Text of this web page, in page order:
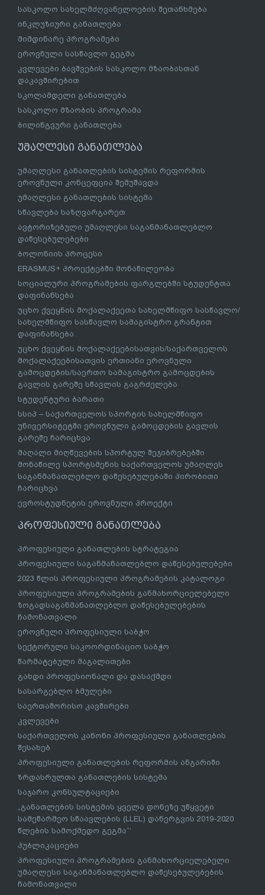
სასკოლო სახელმძღვანელოების შეთანხმება
ინკლუზიური განათლება
მიმდინარე პროგრამები
ეროვნული სასწავლო გეგმა
კვლევები ბავშვების სასკოლო მზაობასთან
დაკავშირებით
სკოლამდელი განათლება
სასკოლო მზაობის პროგრამა
ბილინგვური განათლება
უმაღლესი განათლება
უმაღლესი განათლების სისტემის რეფორმის
ეროვნული კონცეფცია შემუშავდა
უმაღლესი განათლების სისტემა
სწავლება საზღვარგარეთ
ავტორიზებული უმაღლესი საგანმანათლებლო
დაწესებულებები
ბოლონიის პროცესი
ERASMUS+ პროექტებში მონაწილეობა
სოციალური პროგრამების ფარგლებში სტუდენტთა
დაფინანსება
უცხო ქვეყნის მოქალაქეეთა სახელმწიფო სასწავლო/
სახელმწიფო სასწავლო სამაგისტრო გრანტით
დაფინანსება
უცხო ქვეყნის მოქალაქეებისათვის/საქართველოს
მოქალაქეებისათვის ერთიანი ეროვნული
გამოცდების/საერთო სამაგისტრო გამოცდების
გავლის გარეშე სწავლის გაგრძელება
სტუდენტური ბარათი
სსიპ – საქართველოს სპორტის სახელმწიფო
უნივერსიტეტში ეროვნული გამოცდების გავლის
გარეშე ჩარიცხვა
მაღალი მიღწევების სპორტულ შეჯიბრებებში
მონაწილე სპორტსმენის საქართველოს უმაღლეს
საგანმანათლებლო დაწესებულებაში პირობითი
ჩარიცხვა
ევროსტუდნეტის ეროვნული პროექტი
პროფესიული განათლება
პროფესიული განათლების სტრატეგია
პროფესიული საგანმანათლებლო დაწესებულებები
2023 წლის პროფესიული პროგრამების კატალოგი
პროფესიული პროგრამების განმახორციელებელი
ზოგადსაგანმანათლებლო დაწესებულებების
ჩამონათვალი
ეროვნული პროფესიული საბჭო
სექტორული საკოორდინაციო საბჭო
წარმატებული მაგალითები
გახდი პროფესიონალი და დასაქმდი
სასარგებლო ბმულები
საერთაშორისო კავშირები
კვლევები
საქართველოს კანონი პროფესიული განათლების
შესახებ
პროფესიული განათლების რეფორმის ანგარიში
ზრდასრულთა განათლების სისტემა
საჯარო კონსულტაციები
„განათლების სისტემის ყველა დონეზე უწყვეტი
სამეწარმეო სწაავლების (LLEL) დანერგვის 2019-2020
წლების სამოქმედო გეგმა“’
პუბლიკაციები
პროფესიული პროგრამების განმახორციელებელი
უმაღლესი საგანმანათლებლო დაწესებულებების
ჩამონათვალი